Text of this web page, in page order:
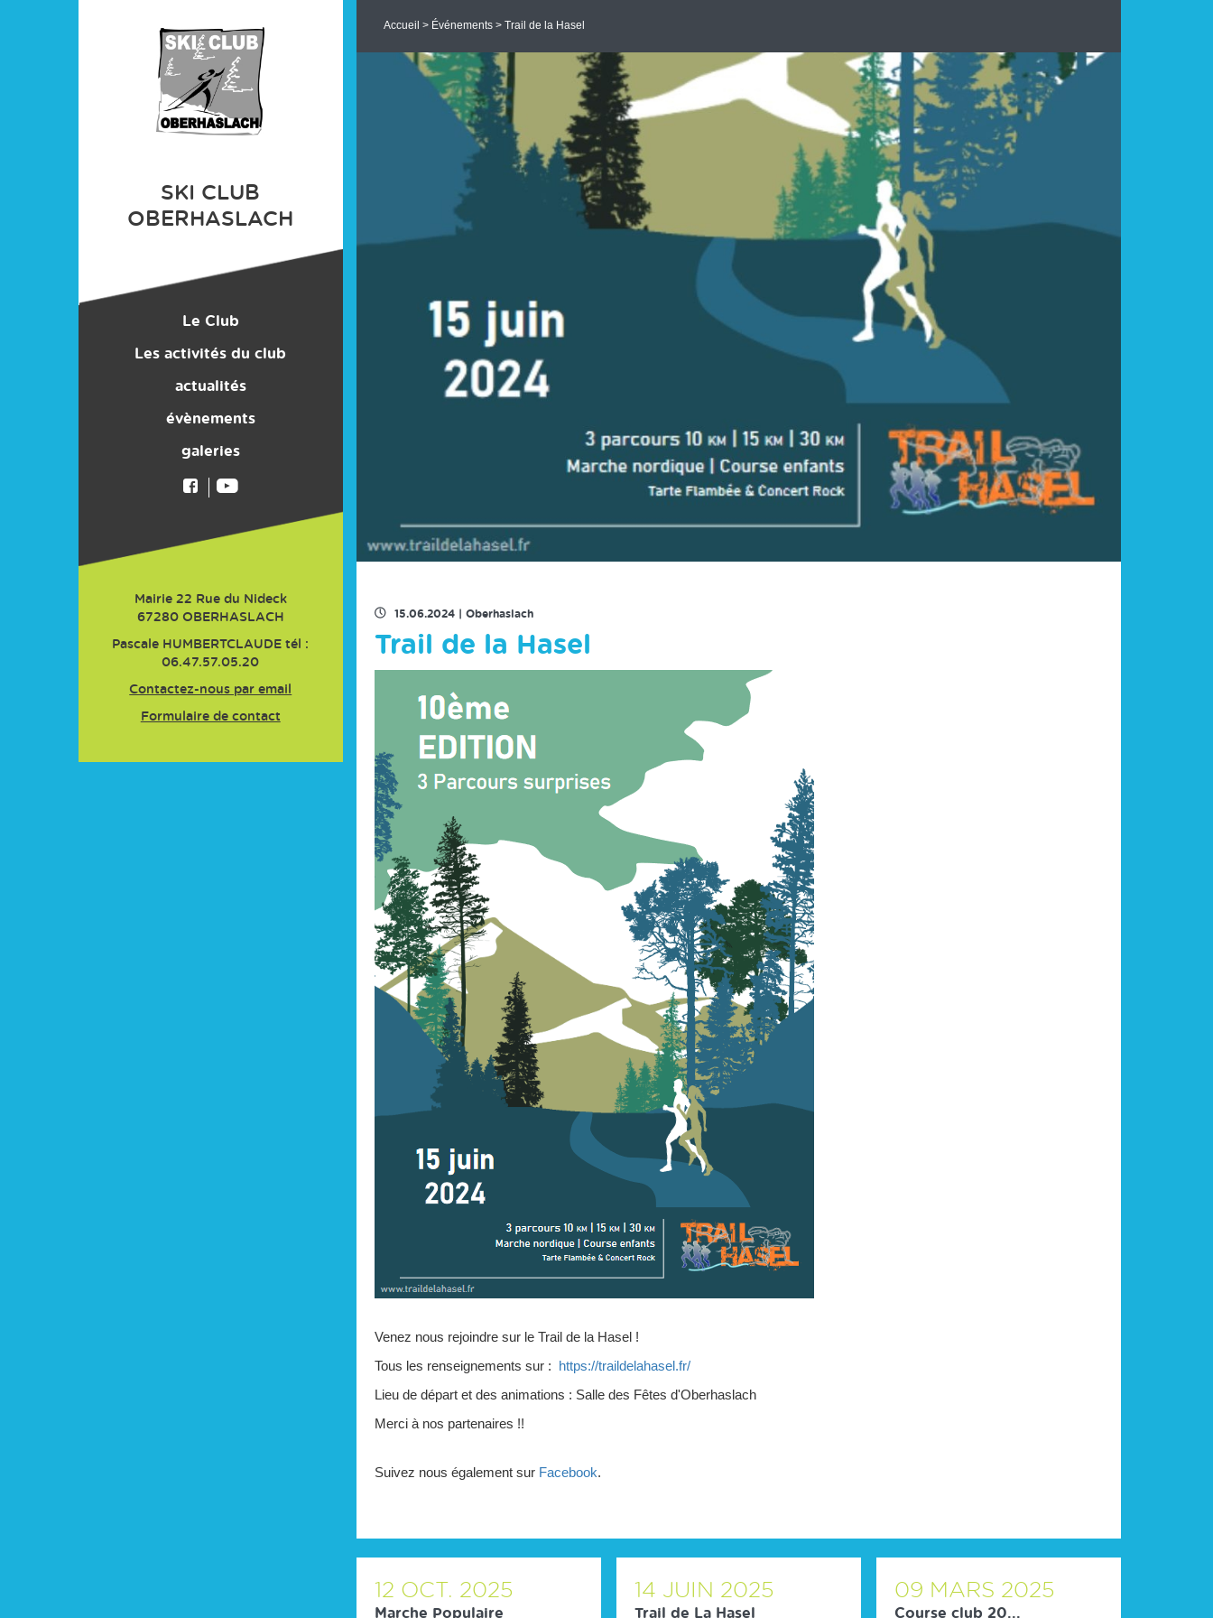
SKI CLUB
OBERHASLACH
Le Club
Le comité
Matériel, vêtements
Son histoire
Liens pratiques
Comment adhérer au club
Les activités du club
Encadrement
Les Filles du SCO !
Activité biathlon
Les activités pour les adultes
Les activités pour les jeunes
Agenda
actualités
évènements
galeries
Mairie 22 Rue du Nideck
67280 OBERHASLACH
Pascale HUMBERTCLAUDE tél :
06.47.57.05.20
Contactez-nous par email
Formulaire de contact
Accueil > Événements> Trail de la Hasel
15.06.2024| Oberhaslach
Trail de la Hasel
Venez nous rejoindre sur le Trail de la Hasel !
Tous les renseignements sur : https://traildelahasel.fr/
Lieu de départ et des animations : Salle des Fêtes d'Oberhaslach
Merci à nos partenaires !!
Suivez nous également sur Facebook.
12 OCT. 2025
Marche Populaire
14 JUIN 2025
Trail de La Hasel
09 MARS 2025
Course club 20...